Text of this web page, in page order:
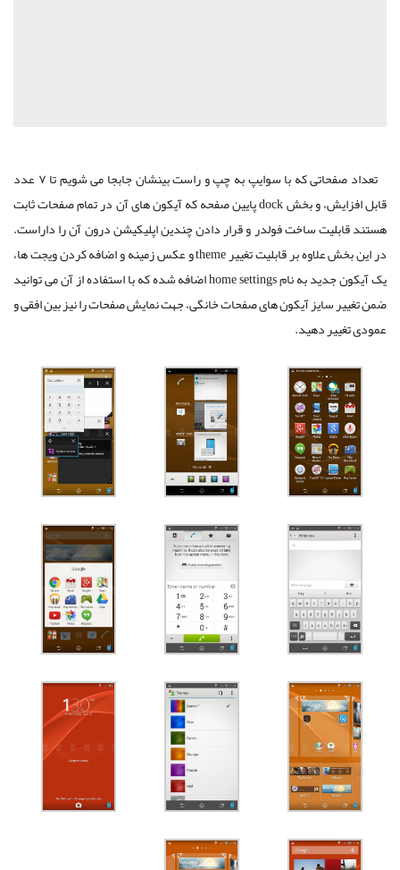
تعداد صفحاتی که با سوایپ به چپ و راست بینشان جابجا می شویم تا ۷ عدد
قابل افزایش، و بخش dock پایین صفحه که آیکون های آن در تمام صفحات ثابت
هستند قابلیت ساخت فولدر و قرار دادن چندین اپلیکیشن درون آن را داراست.
در این بخش علاوه بر قابلیت تغییر theme و عکس زمینه و اضافه کردن ویجت ها،
یک آیکون جدید به نام home settings اضافه شده که با استفاده از آن می توانید
ضمن تغییر سایز آیکون های صفحات خانگی، جهت نمایش صفحات را نیز بین افقی و
عمودی تغییر دهید.